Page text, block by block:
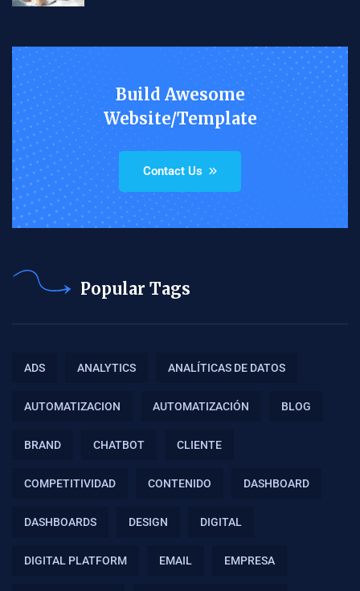
Build Awesome
Website/Template
Contact Us
Popular Tags
ADS ANALYTICS ANALÍTICAS DE DATOS
AUTOMATIZACION AUTOMATIZACIÓN BLOG
BRAND CHATBOT CLIENTE
COMPETITIVIDAD CONTENIDO DASHBOARD
DASHBOARDS DESIGN DIGITAL
DIGITAL PLATFORM EMAIL EMPRESA